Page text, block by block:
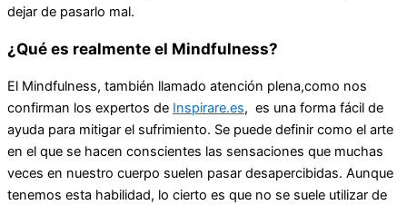
dejar de pasarlo mal.
¿Qué es realmente el Mindfulness?
El Mindfulness, también llamado atención plena,como nos
confirman los expertos de Inspirare.es, es una forma fácil de
ayuda para mitigar el sufrimiento. Se puede definir como el arte
en el que se hacen conscientes las sensaciones que muchas
veces en nuestro cuerpo suelen pasar desapercibidas. Aunque
tenemos esta habilidad, lo cierto es que no se suele utilizar de